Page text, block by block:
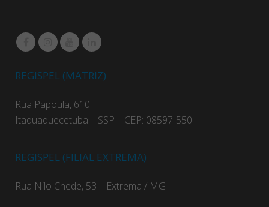
REGISPEL (MATRIZ)
Rua Papoula, 610
Itaquaquecetuba – SSP – CEP: 08597-550
REGISPEL (FILIAL EXTREMA)
Rua Nilo Chede, 53 – Extrema / MG